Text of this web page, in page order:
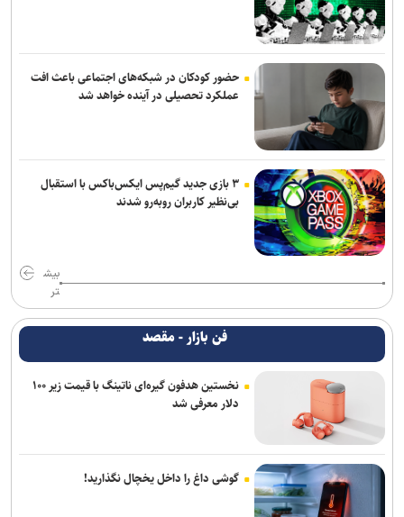
حضور کودکان در شبکه‌های اجتماعی باعث افت
عملکرد تحصیلی در آینده خواهد شد
۳ بازی جدید گیم‌پس ایکس‌باکس با استقبال
بی‌نظیر کاربران روبه‌رو شدند
بیش
تر
فن بازار - مقصد
نخستین هدفون گیره‌ای ناتینگ با قیمت زیر ۱۰۰
دلار معرفی شد
گوشی داغ را داخل یخچال نگذارید!